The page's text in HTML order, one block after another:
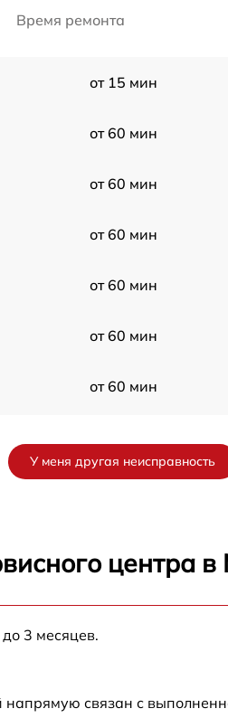
Время ремонта
от 15 мин
от 60 мин
от 60 мин
от 60 мин
от 60 мин
от 60 мин
от 60 мин
от 60 мин
У меня другая неисправность
центра
3 месяцев.
связан с